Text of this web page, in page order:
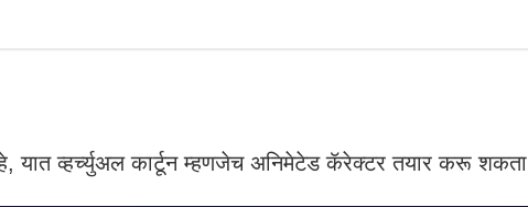
व्हर्च्युअल कार्टून म्हणजेच अनिमेटेड कॅरेक्टर तयार करू